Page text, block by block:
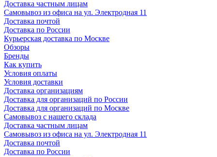
Доставка частным лицам
Самовывоз из офиса на ул. Электродная 11
Доставка почтой
Доставка по России
Курьерская доставка по Москве
Обзоры
Бренды
Как купить
Условия оплаты
Условия доставки
Доставка организациям
Доставка для организаций по России
Доставка для организаций по Москве
Самовывоз с нашего склада
Доставка частным лицам
Самовывоз из офиса на ул. Электродная 11
Доставка почтой
Доставка по России